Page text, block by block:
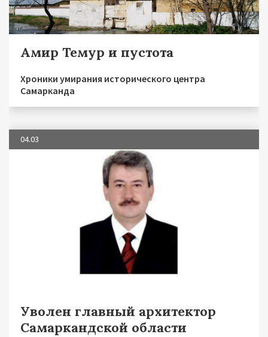
Амир Темур и пустота
Хроники умирания исторического центра
Самарканда
04.03
Уволен главный архитектор
Самаркандской области